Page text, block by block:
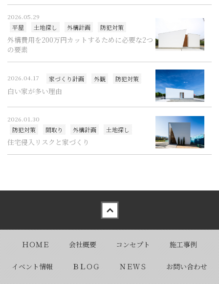
2026.05.29
平屋
土地探し 外構計画 防犯対策
外構費用を200万円カットするために必要な2つ
の要素
2026.04.17 家づくり計画 外観 防犯対策
白い家が多い理由
2026.01.30
防犯対策
間取り 外構計画 土地探し
住宅侵入リスクと家づくり
ＨＯＭＥ 会社概要 コンセプト 施工事例
イベント情報 ＢＬＯＧ ＮＥＷＳ お問い合わせ
Back to top